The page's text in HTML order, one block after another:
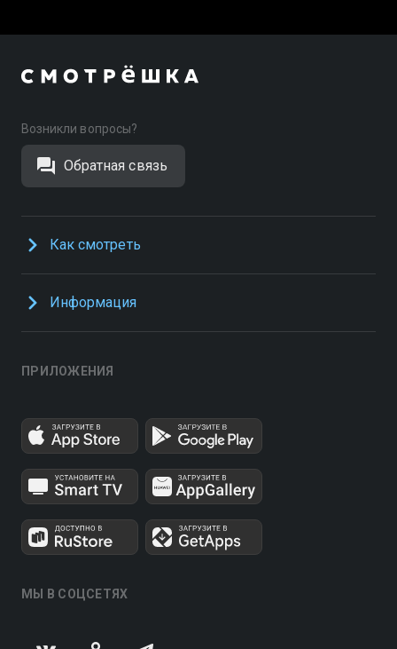
Возникли вопросы?
Обратная связь
Как смотреть
Информация
ПРИЛОЖЕНИЯ
МЫ В СОЦСЕТЯХ